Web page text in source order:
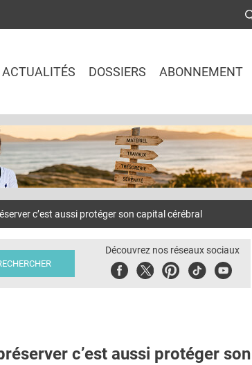
ACTUALITÉS DOSSIERS ABONNEMENT
c’est aussi protéger son capital cérébral
Découvrez nos réseaux sociaux
FacebookTwitterPinterest
TiktokYoubute
c’est aussi protéger